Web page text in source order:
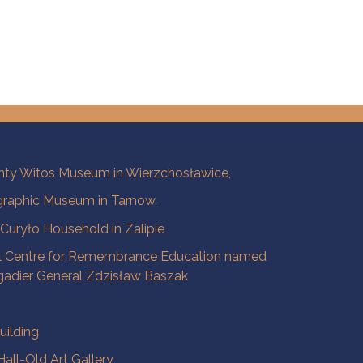
Witos Museum in Wierzchosławice,
Museum in Tarnow.
Household in Zalipie
Centre for Remembrance Education named
General Zdzisław Baszak
Old Art Gallery